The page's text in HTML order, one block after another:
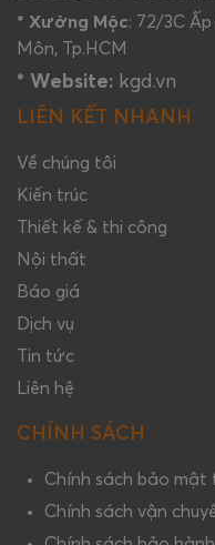
* Xưởng Mộc: 72/3C
Môn, Tp.HCM
* Website: kgd.vn
LIÊN KẾT NHANH
Về chúng tôi
Kiến trúc
Thiết kế & thi công
Nội thất
Báo giá
Dịch vụ
Tin tức
Liên hệ
CHÍNH SÁCH
Chính sách bảo mật
Chính sách vận